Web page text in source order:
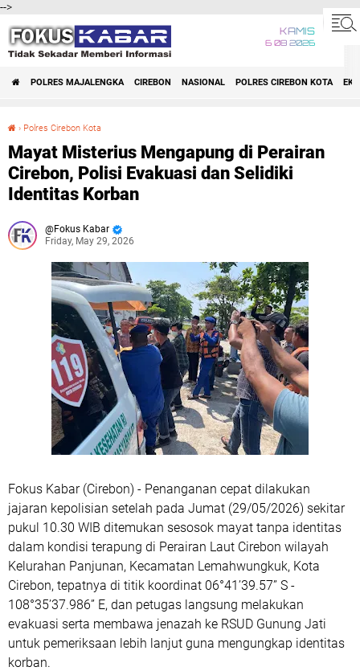
-->
KAMIS
6 08 2026
POLRES MAJALENGKA CIREBON NASIONAL POLRES CIREBON KOTA
› Polres Cirebon Kota
Mayat Misterius Mengapung di Perairan
Cirebon, Polisi Evakuasi dan Selidiki
Identitas Korban
Fokus Kabar
Friday, May 29, 2026
Fokus Kabar (Cirebon) - Penanganan cepat dilakukan
jajaran kepolisian setelah pada Jumat (29/05/2026) sekitar
pukul 10.30 WIB ditemukan sesosok mayat tanpa identitas
dalam kondisi terapung di Perairan Laut Cirebon wilayah
Kelurahan Panjunan, Kecamatan Lemahwungkuk, Kota
Cirebon, tepatnya di titik koordinat 06°41’39.57” S -
108°35’37.986” E, dan petugas langsung melakukan
evakuasi serta membawa jenazah ke RSUD Gunung Jati
untuk pemeriksaan lebih lanjut guna mengungkap identitas
korban.